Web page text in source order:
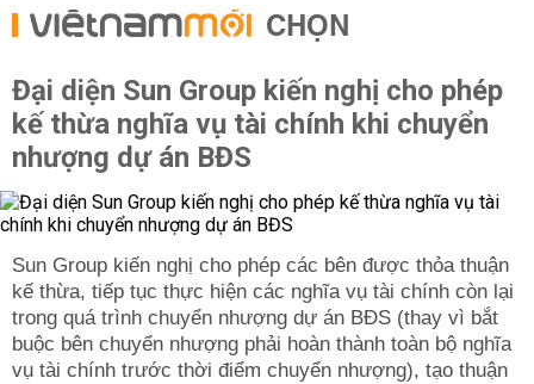
CHỌN
Đại diện Sun Group kiến nghị cho phép
kế thừa nghĩa vụ tài chính khi chuyển
nhượng dự án BĐS
Sun Group kiến nghị cho phép các bên được thỏa thuận
kế thừa, tiếp tục thực hiện các nghĩa vụ tài chính còn lại
trong quá trình chuyển nhượng dự án BĐS (thay vì bắt
buộc bên chuyển nhượng phải hoàn thành toàn bộ nghĩa
vụ tài chính trước thời điểm chuyển nhượng), tạo thuận